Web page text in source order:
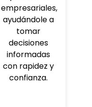
empresariales,
ayudándole a
tomar
decisiones
informadas
con rapidez y
confianza.